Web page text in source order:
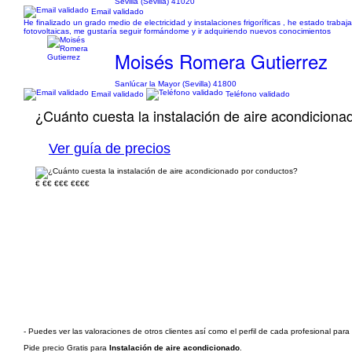
Email validado
He finalizado un grado medio de electricidad y instalaciones frigoríficas , he estado
fotovoltaicas, me gustaría seguir formándome y ir adquiriendo nuevos conocimientos
Moisés Romera Gutierrez
Sanlúcar la Mayor (Sevilla) 41800
Email validado
Teléfono validado
¿Cuánto cuesta la instalación de aire
Ver guía de precios
€ €€ €€€ €€€€
- Puedes ver las valoraciones de otros clientes así como el perfil de cada profesional
Pide precio Gratis para Instalación de aire acondicionado